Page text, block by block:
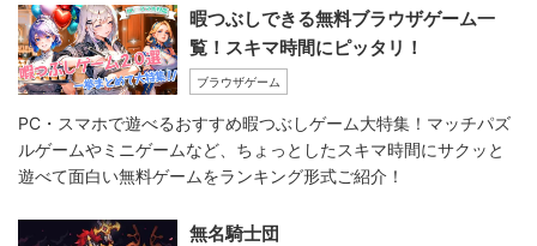
暇つぶしできる無料ブラウザゲーム一
覧！スキマ時間にピッタリ！
ブラウザゲーム
PC・スマホで遊べるおすすめ暇つぶしゲーム大特集！マッチパズ
ルゲームやミニゲームなど、ちょっとしたスキマ時間にサクッと
遊べて面白い無料ゲームをランキング形式ご紹介！
無名騎士団